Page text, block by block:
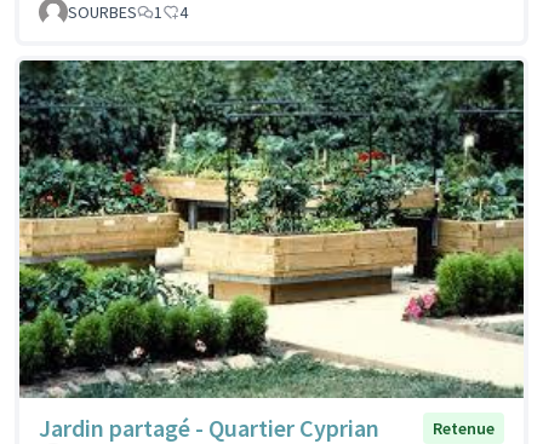
SOURBES
1 4
Jardin partagé - Quartier Cyprian
Retenue